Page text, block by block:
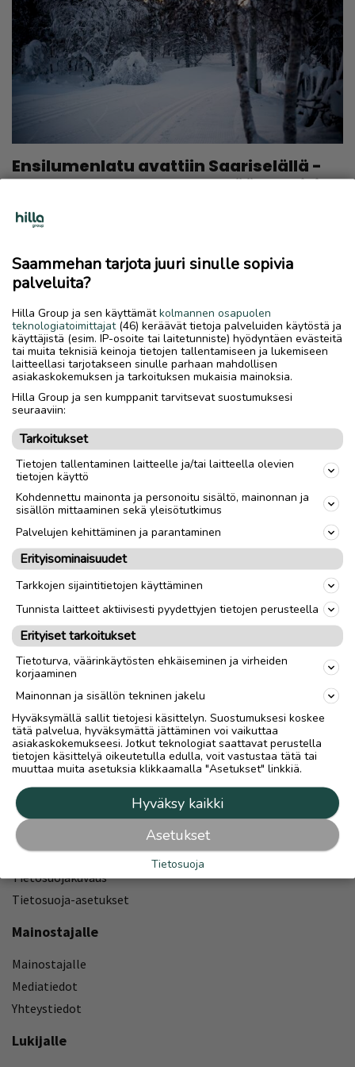
Ensilumenlatu avattiin Saariselällä -
”Ilmastonmuutos edellyttää nykyisin
avaamista”
-25,8 astetta - Saariselällä rikottiin
huhtikuun pakkasennätys
PAIKALLISUUTISET 3.4.2024
Takaisin ylös
Hilla Group Oyj
Rantakatu 10 / PL 45
67101 Kokkola
Tuottajan yhteystiedot
Medianvapausasetus
Tietosuojalauseke
Tietosuojakuvaus
Tietosuoja-asetukset
Mainostajalle
Mainostajalle
Mediatiedot
Yhteystiedot
Lukijalle
Saammehan tarjota juuri sinulle sopivia
palveluita?
Hilla Group ja sen käyttämätkolmannen osapuolen
teknologiatoimittajat(46) keräävät tietoja palveluiden käytöstä ja
käyttäjistä (esim. IP-osoite tai laitetunniste) hyödyntäen evästeitä
tai muita teknisiä keinoja tietojen tallentamiseen ja lukemiseen
laitteellasi tarjotakseen sinulle parhaan mahdollisen
asiakaskokemuksen ja tarkoituksen mukaisia mainoksia.
Hilla Group ja sen kumppanit tarvitsevat suostumuksesi
seuraaviin:
Tarkoitukset
Tietojen tallentaminen laitteelle ja/tai laitteella olevien
tietojen käyttö
Kohdennettu mainonta ja personoitu sisältö, mainonnan ja
sisällön mittaaminen sekä yleisötutkimus
Palvelujen kehittäminen ja parantaminen
Erityisominaisuudet
Tarkkojen sijaintitietojen käyttäminen
Tunnista laitteet aktiivisesti pyydettyjen tietojen perusteella
Erityiset tarkoitukset
Tietoturva, väärinkäytösten ehkäiseminen ja virheiden
korjaaminen
Mainonnan ja sisällön tekninen jakelu
Hyväksymällä sallit tietojesi käsittelyn. Suostumuksesi koskee
tätä palvelua, hyväksymättä jättäminen voi vaikuttaa
asiakaskokemukseesi. Jotkut teknologiat saattavat perustella
tietojen käsittelyä oikeutetulla edulla, voit vastustaa tätä tai
muuttaa muita asetuksia klikkaamalla "Asetukset" linkkiä.
Hyväksy kaikki
Asetukset
Tietosuoja